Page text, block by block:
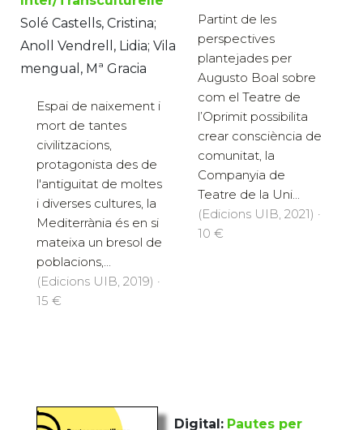
Solé Castells, Cristina;
Anoll Vendrell, Lidia; Vila
mengual, Mª Gracia
Espai de naixement i
mort de tantes
civilitzacions,
protagonista des de
l'antiguitat de moltes
i diverses cultures, la
Mediterrània és en si
mateixa un bresol de
poblacions,...
(Edicions UIB, 2019) ·
15 €
Partint de les
perspectives
plantejades per
Augusto Boal sobre
com el Teatre de
l’Oprimit possibilita
crear consciència de
comunitat, la
Companyia de
Teatre de la Uni...
(Edicions UIB, 2021) ·
10 €
Digital: Pautes per